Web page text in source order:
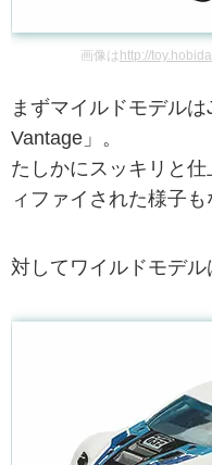
画像は http://
まずマイルドモデル
Vantage」。
たしかにスッキリと
ィファイされた様子
対してワイルドモデル